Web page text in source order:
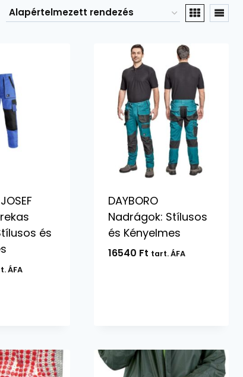
és
ÁFA
DAYBORO
Nadrágok: Stílusos
és Kényelmes
16540 Ft tart. ÁFA